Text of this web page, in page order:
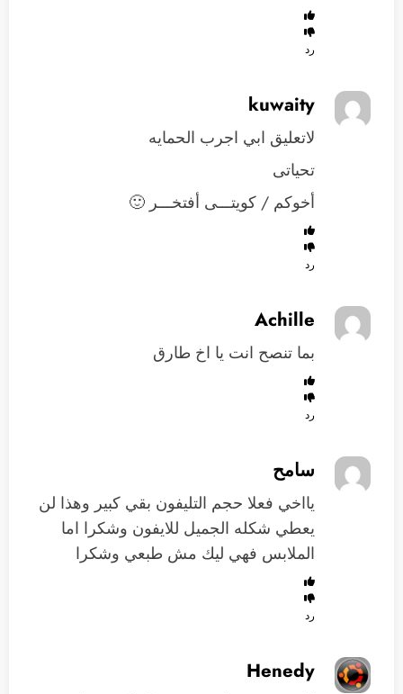
رد
kuwaity
لاتعليق ابي اجرب الحمايه
تحياتى
أخوكم / كويتـــى أفتخـــر 🙂
رد
Achille
بما تنصح انت يا اخ طارق
رد
سامح
يااخي فعلا حجم التليفون بقي كبير وهذا لن
يعطي شكله الجميل للايفون وشكرا اما
الملابس فهي ليك مش طبعي وشكرا
رد
Henedy